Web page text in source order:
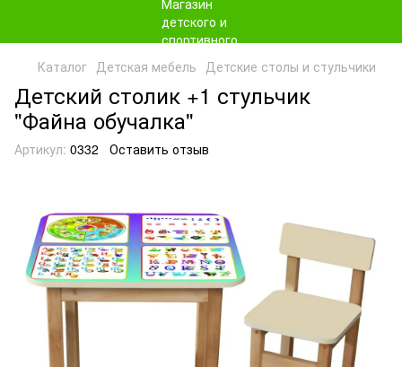
Каталог Детская мебель Детские столы и стульчики
Детский столик +1 стульчик
"Файна обучалка"
Артикул: 0332 Оставить отзыв